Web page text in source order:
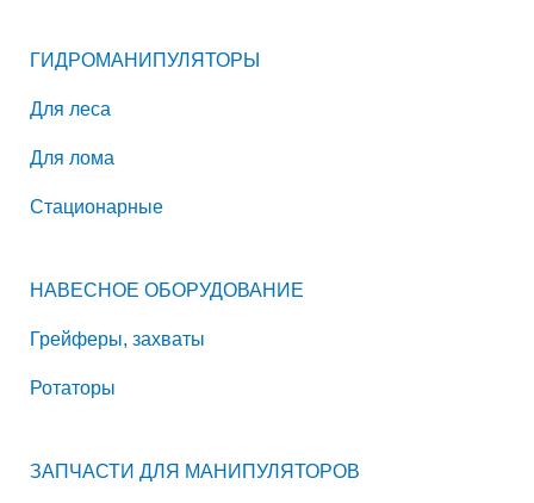
ГИДРОМАНИПУЛЯТОРЫ
Для леса
Для лома
Стационарные
НАВЕСНОЕ ОБОРУДОВАНИЕ
Грейферы, захваты
Ротаторы
ЗАПЧАСТИ ДЛЯ МАНИПУЛЯТОРОВ